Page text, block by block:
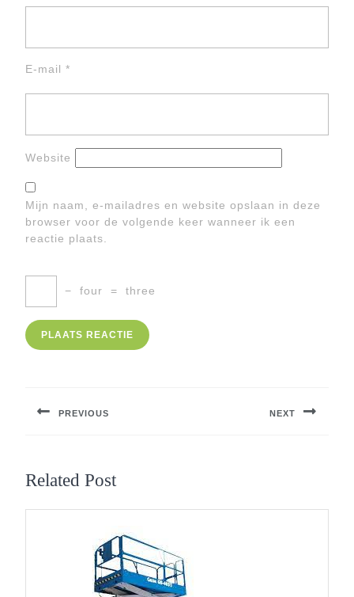
E-mail *
Website
Mijn naam, e-mailadres en website opslaan in deze
browser voor de volgende keer wanneer ik een
reactie plaats.
− four = three
PREVIOUS NEXT
Related Post